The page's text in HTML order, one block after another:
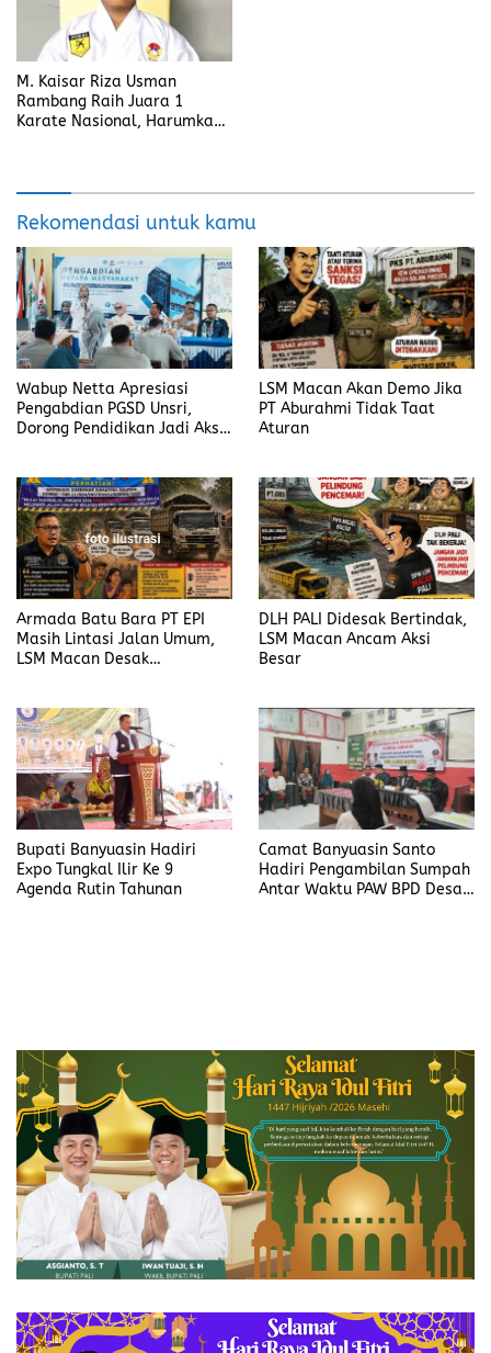
M. Kaisar Riza Usman
Rambang Raih Juara 1
Karate Nasional, Harumkan
Rekomendasi untuk kamu
Wabup Netta Apresiasi
Pengabdian PGSD Unsri,
Dorong Pendidikan Jadi Aksi
LSM Macan Akan Demo Jika
PT Aburahmi Tidak Taat
Aturan
Armada Batu Bara PT EPI
Masih Lintasi Jalan Umum,
LSM Macan Desak
DLH PALI Didesak Bertindak,
LSM Macan Ancam Aksi
Besar
Bupati Banyuasin Hadiri
Expo Tungkal Ilir Ke 9
Agenda Rutin Tahunan
Camat Banyuasin Santo
Hadiri Pengambilan Sumpah
Antar Waktu PAW BPD Desa